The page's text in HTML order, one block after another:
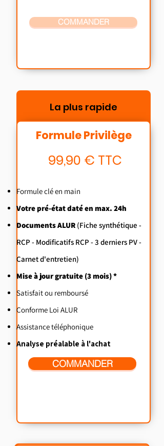
COMMANDER
La plus rapide
Formule clé en main
Votre pré-état daté en max. 24h
Documents ALUR (Fiche synthétique -
RCP - Modificatifs RCP - 3 derniers PV -
Carnet d'entretien)
Mise à jour gratuite (3 mois) *
Satisfait ou remboursé
Conforme Loi ALUR
Assistance téléphonique
Analyse préalable à l'achat
COMMANDER
Formule Privilège
99,90 € TTC